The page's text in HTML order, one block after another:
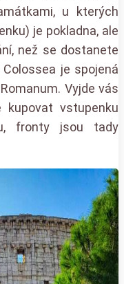
u kterých
je pokladna, ale
než se dostanete
je spojená
Vyjde vás
kupovat vstupenku
fronty jsou tady